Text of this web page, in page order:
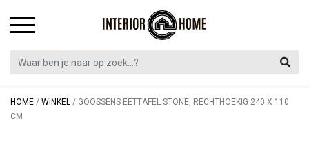
HOME / WINKEL / GOOSSENS EETTAFEL STONE, RECHTHOEKIG 240 X 110
CM